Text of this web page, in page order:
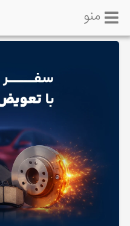
منو